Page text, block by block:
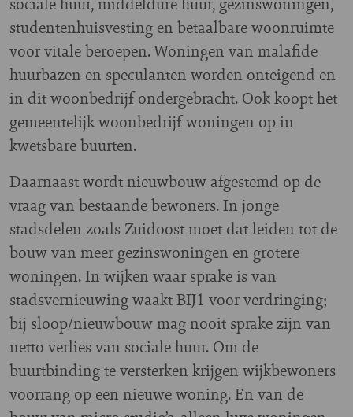
studentenhuisvesting en betaalbare woonruimte
voor vitale beroepen. Woningen van malafide
huurbazen en speculanten worden onteigend en
in dit woonbedrijf ondergebracht. Ook koopt het
gemeentelijk woonbedrijf woningen op in
kwetsbare buurten.
Daarnaast wordt nieuwbouw afgestemd op de
vraag van bestaande bewoners. In jonge
stadsdelen zoals Zuidoost moet dat leiden tot de
bouw van meer gezinswoningen en grotere
woningen. In wijken waar sprake is van
stadsvernieuwing waakt BIJ1 voor verdringing;
bij sloop/nieuwbouw mag nooit sprake zijn van
netto verlies van sociale huur. Om de
buurtbinding te versterken krijgen wijkbewoners
voorrang op een nieuwe woning. En van de